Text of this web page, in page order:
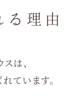
理由
は、
ています。